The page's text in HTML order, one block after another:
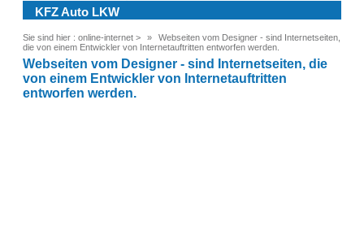
KFZ Auto LKW
Sie sind hier : online-internet >
Webseiten vom Designer - sind Internetseiten,
die von einem Entwickler von Internetauftritten entworfen werden.
Webseiten vom Designer - sind Internetseiten, die
von einem Entwickler von Internetauftritten
entworfen werden.